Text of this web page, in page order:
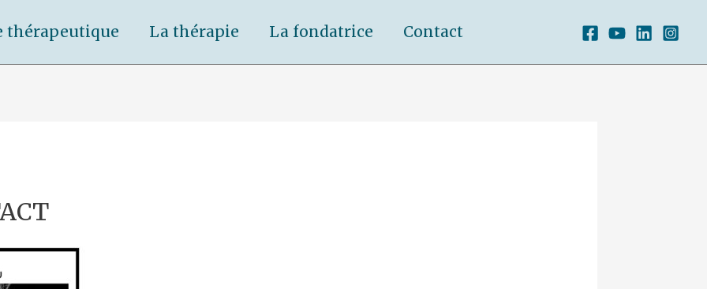
thérapeutique La thérapie La fondatrice Contact